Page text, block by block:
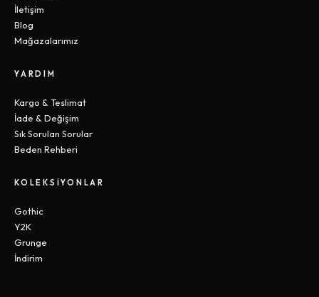
İletişim
Blog
Mağazalarımız
YARDIM
Kargo & Teslimat
İade & Değişim
Sık Sorulan Sorular
Beden Rehberi
KOLEKSIYONLAR
Gothic
Y2K
Grunge
İndirim